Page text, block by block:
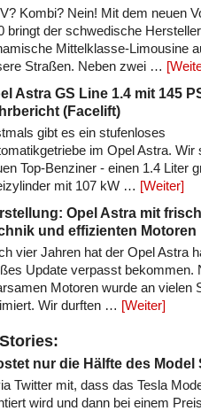
Kombi? Nein! Mit dem neuen
bringt der schwedische
Mittelklasse-Limousine
Straßen. Neben zwei …
Astra GS Line 1.4 mit 145
(Facelift)
gibt es ein stufenloses
im Opel Astra. Wir
Top-Benziner - einen 1.4 Liter
mit 107 kW … [Weiter]
Opel Astra mit
und effizienten Motoren
vier Jahren hat der Opel Astra
Update verpasst bekommen.
Motoren wurde an vielen
Wir durften … [Weiter]
nur die Hälfte des Model
Twitter mit, dass das Tesla
wird und dann bei einem